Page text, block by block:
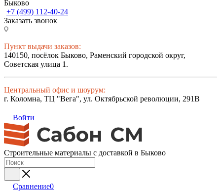
Быково
+7 (499) 112-40-24
Заказать звонок
Пункт выдачи заказов:
140150, посёлок Быково, Раменский городской округ,
Советская улица 1.
Центральный офис и шоурум:
г. Коломна, ТЦ "Вега", ул. Октябрьской революции, 291В
Войти
Строительные материалы с доставкой в Быково
Сравнение0